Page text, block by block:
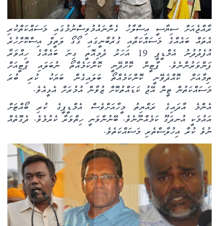
ރާއްޖެއަށް ސިޔާސީ އިސްލާހު ގެންނައުމުވިސްނުމުގައި މަސައްކަތްކުރި
އެތައް ބައެއްގެ މަސައްކަތާއި ގުރުބާނީގައި ގޯގޯ ލަތީފް އިސްކޮށްހުރެ
އުފެދުދުނު އެމްޑީޕީ 19 އަހަރު ދެމިއޮތީ ގިނަ ބައެއްގެ ހިއްވަރާ
ފަންވަރުންނެވެ. ޕާޓީން ކޮށްދޭނީ ކޮންކަމެއްތޯ ނުބަލައި ޕާޓީއަށް
ތިމާއަށް ކޮއްދެވޭނީ ކޮންކަމެއްތޯ ބަލައިގެން ބަޔަކު ކުރި ބުރަ
މަސައްކަތުން ޓީން އޭޖު ކަޑައްތުކޮށް ޒުވާން އުމުރަށް އެޅީއެވެ.
އެންމެ އާދައިގެ ރައްޔިތު މީހާއަށްވެސް އެމްޑީޕީގެ ކުރި ބޯއްޓަށް
އައުމަކީ އުނދަގޫ ކަމެއްނޫނެވެ. ބޭނުންވަނީ ހިތްވަރާ ކެރުމެވެ. ދެގޮތެއް
ނުވެ ކުރާ އިހުލާސްތެރި މަސައްކަތެވެ.